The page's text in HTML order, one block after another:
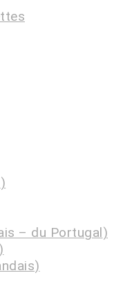
)
– du Portugal)
)
)